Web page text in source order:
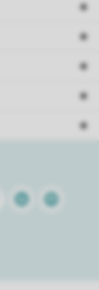
LinkedinSpotify